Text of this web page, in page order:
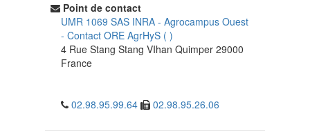
Point de contact
UMR 1069 SAS INRA - Agrocampus Ouest
- Contact ORE AgrHyS ( )
4 Rue Stang Stang VIhan Quimper 29000
France
02.98.95.99.64 02.98.95.26.06